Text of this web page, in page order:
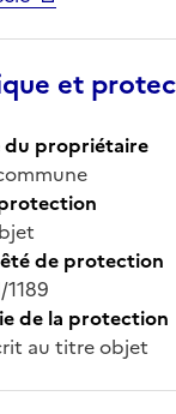
et
propriétaire
de protection
de la protection
au titre objet